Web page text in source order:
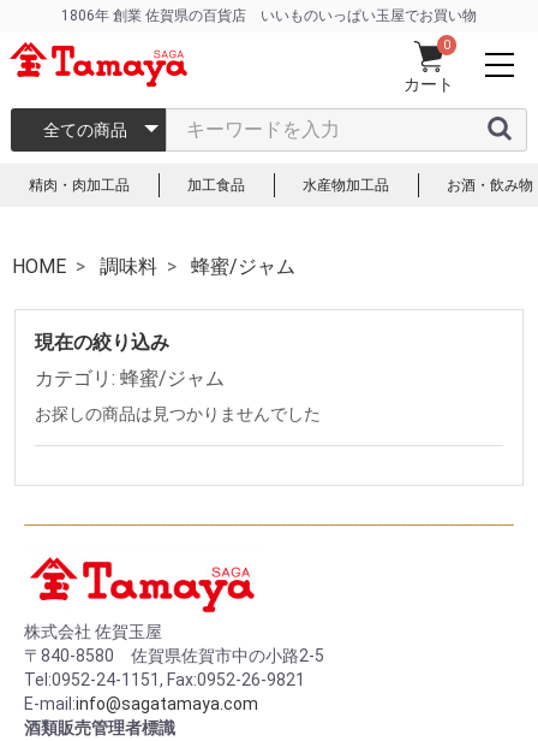
1806年 創業 佐賀県の百貨店 いいものいっぱい玉屋でお買い物
カート
0
全ての商品
精肉・肉加工品 加工食品 水産物加工品 お酒・飲み物
HOME 調味料 蜂蜜/ジャム
現在の絞り込み
カテゴリ: 蜂蜜/ジャム
お探しの商品は見つかりませんでした
株式会社 佐賀玉屋
〒840-8580 佐賀県佐賀市中の小路2-5
Tel:0952-24-1151, Fax:0952-26-9821
E-mail:info@sagatamaya.com
酒類販売管理者標識